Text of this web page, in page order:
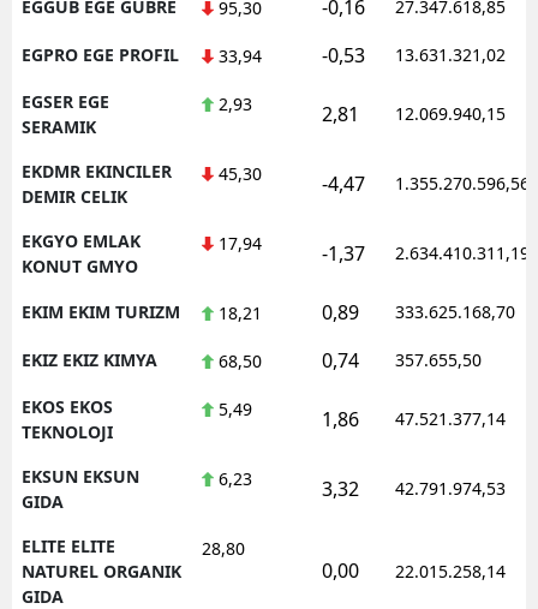
EGGUB EGE GUBRE 95,30 -0,16 27.347.618,85
EGPRO EGE PROFIL 33,94 -0,53 13.631.321,02
EGSER EGE
SERAMIK
2,93 2,81 12.069.940,15
EKDMR EKINCILER
DEMIR CELIK
45,30 -4,47 1.355.270.596,56
EKGYO EMLAK
KONUT GMYO
17,94 -1,37 2.634.410.311,19
EKIM EKIM TURIZM 18,21 0,89 333.625.168,70
EKIZ EKIZ KIMYA 68,50 0,74 357.655,50
EKOS EKOS
TEKNOLOJI
5,49 1,86 47.521.377,14
EKSUN EKSUN
GIDA
6,23 3,32 42.791.974,53
ELITE ELITE
NATUREL ORGANIK
GIDA
28,80
0,00 22.015.258,14